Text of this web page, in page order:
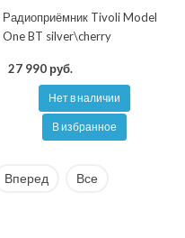
Радиоприёмник Tivoli Model
One BT silver\cherry
27 990 руб.
Нет в наличии
В избранное
Вперед Все